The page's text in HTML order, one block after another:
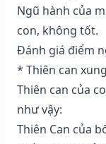
Ngũ hành của
con, không tốt.
Đánh giá điểm
* Thiên can
Thiên can của
như vậy:
Thiên Can của